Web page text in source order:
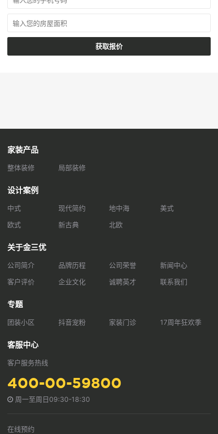
获取报价
家装产品
整体装修 局部装修
设计案例
中式 现代简约 地中海
美式
欧式
新古典 北欧
关于金三优
公司简介 品牌历程 公司荣誉
新闻中心
客户评价
企业文化 诚聘英才 联系我们
专题
团装小区 抖音宠粉 家装门诊 17周年狂欢季
客服中心
客户服务热线
400-00-59800
周一至周日09:30-18:30
在线预约